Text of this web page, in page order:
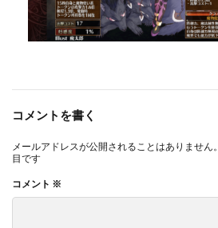
コメントを書く
メールアドレスが公開されることはありません。
目です
コメント ※